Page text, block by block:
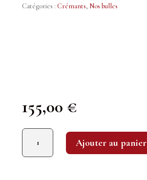
Catégories : Crémants, Nos bulles
155,00 €
quantité de Billecart-Salmon : Brut sous Bois
Ajouter au panier